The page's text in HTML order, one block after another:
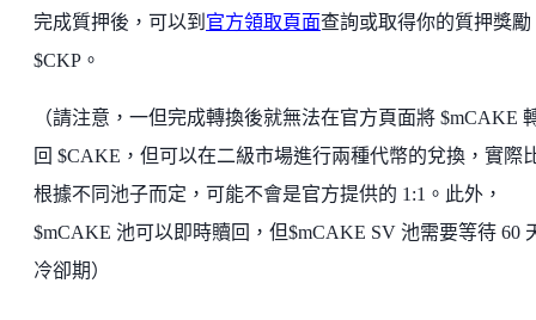
完成質押後，可以到 官方領取頁面查詢或取得你的質押獎勵
$CKP。
（請注意，一但完成轉換後就無法在官方頁面將 $mCAKE
回 $CAKE，但可以在二級市場進行兩種代幣的兌換，實際
根據不同池子而定，可能不會是官方提供的 1:1。此外，
$mCAKE 池可以即時贖回，但$mCAKE SV 池需要等待 60
冷卻期）